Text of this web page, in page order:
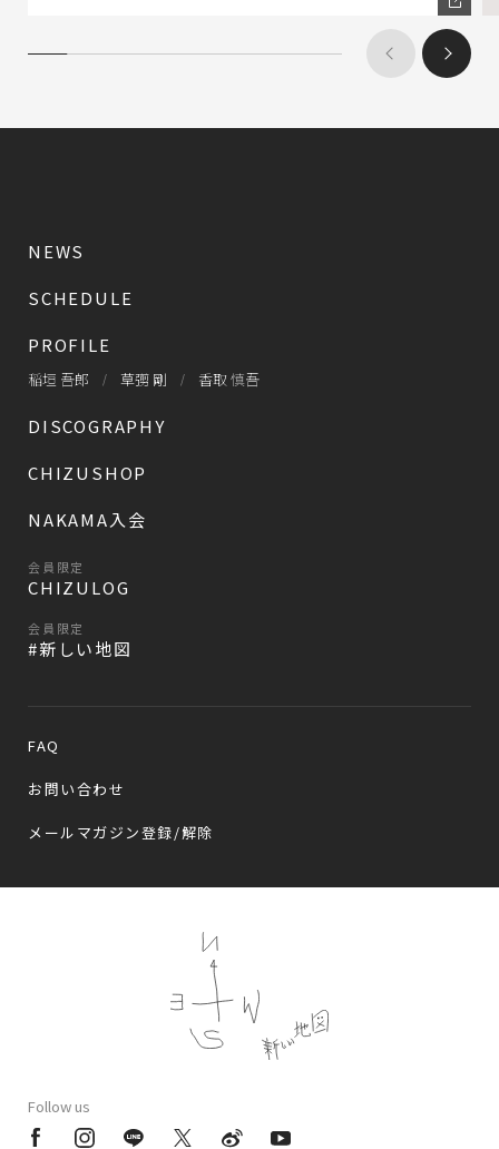
NEWS
SCHEDULE
PROFILE
稲垣 吾郎 草彅 剛 香取 慎吾
DISCOGRAPHY
CHIZUSHOP
NAKAMA入会
会員限定
CHIZULOG
会員限定
#新しい地図
FAQ
お問い合わせ
メールマガジン登録/解除
Follow us